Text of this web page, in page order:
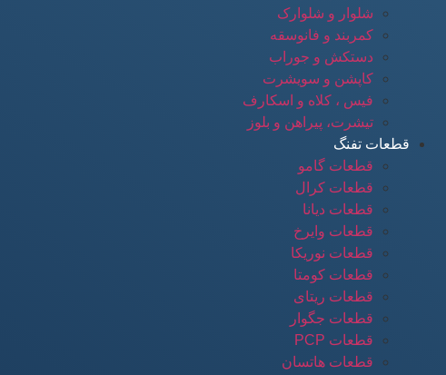
شلوار و شلوارک
کمربند و فانوسقه
دستکش و جوراب
کاپشن و سویشرت
فیس ، کلاه و اسکارف
تیشرت، پیراهن و بلوز
قطعات تفنگ
قطعات گامو
قطعات کرال
قطعات دیانا
قطعات وایرخ
قطعات نوریکا
قطعات کومتا
قطعات ریتای
قطعات جگوار
قطعات PCP
قطعات هاتسان